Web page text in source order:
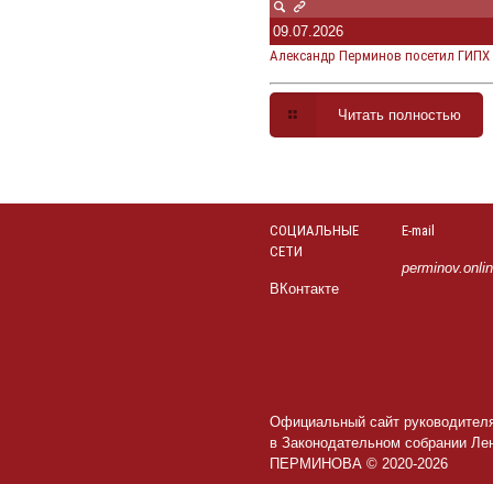
09.07.2026
Александр Перминов посетил
Читать полностью
СОЦИАЛЬНЫЕ
СЕТИ
ВКонтакте
E-mail
Официальный сайт
в Законодательном собрании
ПЕРМИНОВА © 2020-2026